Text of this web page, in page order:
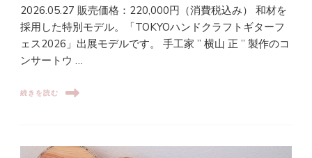
2026.05.27 販売価格：220,000円（消費税込み） 和材を
採用した特別モデル。「TOKYOハンドクラフトギターフ
ェス2026」出展モデルです。 手工家 ” 横山 正 ” 製作のコ
ンサートウ …
続きを読む